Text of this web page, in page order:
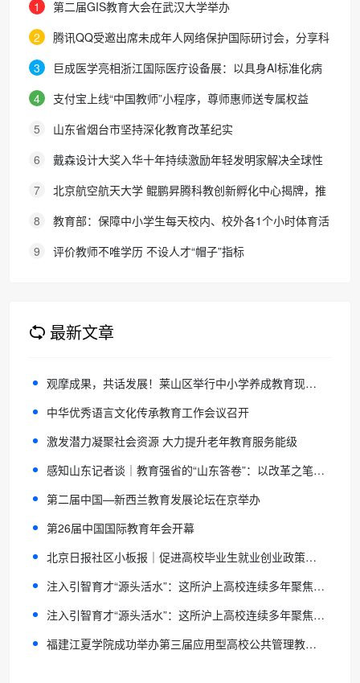
1
第二届GIS教育大会在武汉大学举办
2
腾讯QQ受邀出席未成年人网络保护国际研讨会，分享科
技守护成长经验
3
巨成医学亮相浙江国际医疗设备展：以具身AI标准化病
人重构医学模拟教育新生态
4
支付宝上线“中国教师”小程序，尊师惠师送专属权益
5
山东省烟台市坚持深化教育改革纪实
6
戴森设计大奖入华十年持续激励年轻发明家解决全球性
难题，助力培育本土创新土壤
7
北京航空航天大学 鲲鹏昇腾科教创新孵化中心揭牌，推
动中国自主计算生态建设
8
教育部：保障中小学生每天校内、校外各1个小时体育活
动时间
9 评价教师不唯学历 不设人才“帽子”指标
最新文章
观摩成果，共话发展！莱山区举行中小学养成教育现场会
中华优秀语言文化传承教育工作会议召开
激发潜力凝聚社会资源 大力提升老年教育服务能级
感知山东记者谈｜教育强省的“山东答卷”：以改革之笔绘就高质量发展新图景
第二届中国—新西兰教育发展论坛在京举办
第26届中国国际教育年会开幕
北京日报社区小板报｜促进高校毕业生就业创业政策推出
注入引智育才“源头活水”：这所沪上高校连续多年聚焦国际青年学者
注入引智育才“源头活水”：这所沪上高校连续多年聚焦国际青年学者
福建江夏学院成功举办第三届应用型高校公共管理教育发展论坛